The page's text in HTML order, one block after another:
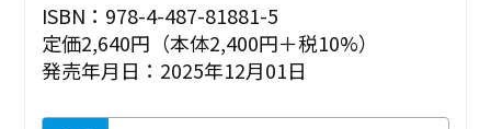
ISBN：978-4-487-81881-5
定価2,640円（本体2,400円＋税10%）
発売年月日：2025年12月01日